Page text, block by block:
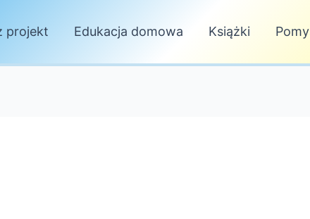
projekt Edukacja domowa Książki